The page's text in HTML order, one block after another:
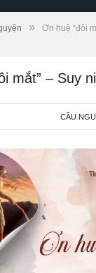
»
Ơn huệ “đôi
mắt” – Suy
CẦU